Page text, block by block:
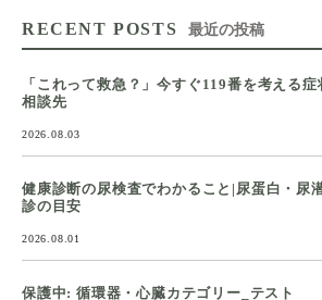
RECENT POSTS 最近の投稿
「これって救急？」今すぐ119番を考える
相談先
2026.08.03
健康診断の尿検査でわかること|尿蛋白・尿
診の目安
2026.08.01
保護中: 循環器・心臓カテゴリー_テスト